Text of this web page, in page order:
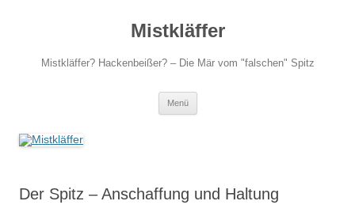
Mistkläffer
Mistkläffer? Hackenbeißer? – Die Mär vom "falschen" Spitz
Menü
Der Spitz – Anschaffung und Haltung